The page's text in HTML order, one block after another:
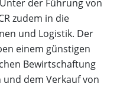
der Führung von
zudem in die
und Logistik. Der
einem günstigen
Bewirtschaftung
dem Verkauf von